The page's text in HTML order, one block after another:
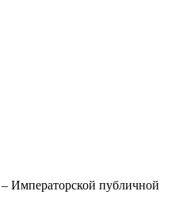
Императорской публичной